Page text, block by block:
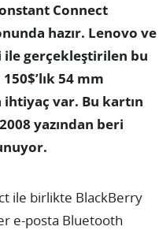
Connect
hazır. Lenovo ve
ile gerçekleştirilen bu
54 mm
ihtiyaç var. Bu kartın
yazından beri
ile birlikte BlackBerry
e-posta Bluetooth